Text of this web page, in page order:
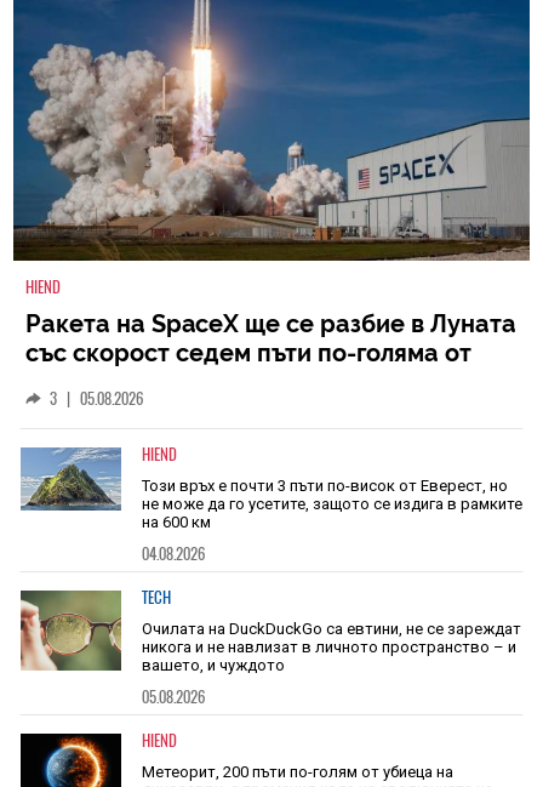
HIEND
Ракета на SpaceX ще се разбие в Луната
със скорост седем пъти по-голяма от
3 | 05.08.2026
HIEND
Този връх е почти 3 пъти по-висок от Еверест, но
не може да го усетите, защото се издига в рамките
на 600 км
04.08.2026
TECH
Очилата на DuckDuckGo са евтини, не се зареждат
никога и не навлизат в личното пространство – и
вашето, и чуждото
05.08.2026
HIEND
Метеорит, 200 пъти по-голям от убиеца на